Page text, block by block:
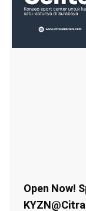
Open Now!